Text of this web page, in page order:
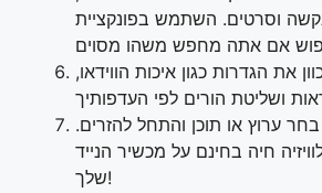
וסרטים. השתמש בפונקציית
את הגדרות כגון איכות הווידאו,
ערוץ או תוכן והתחל להזרים.
חיה בחינם על מכשיר הנייד
שלך!